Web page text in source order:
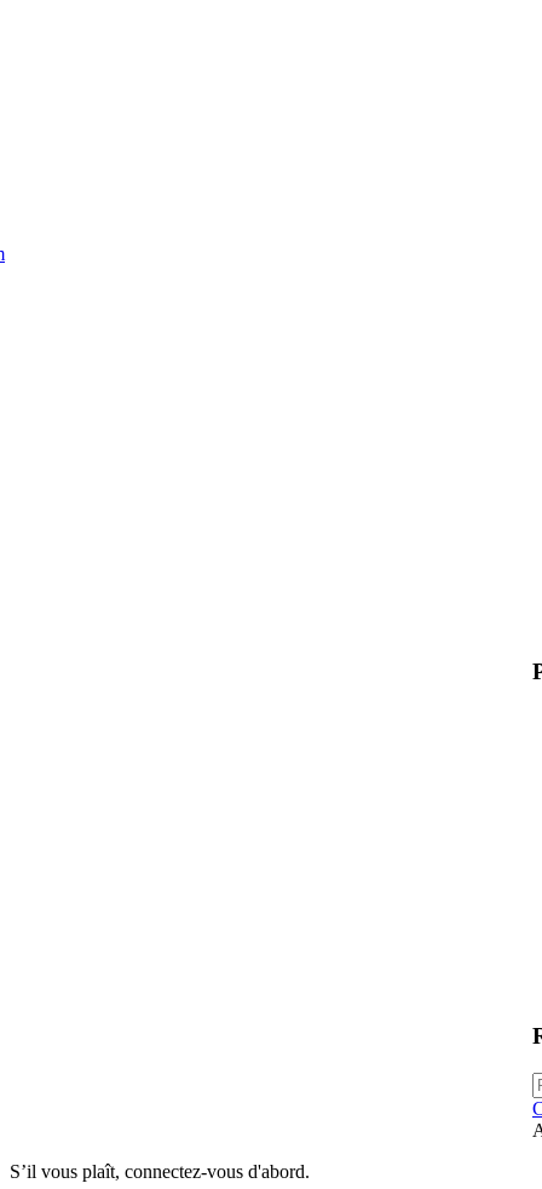
S’il vous plaît, connectez-vous d'abord.